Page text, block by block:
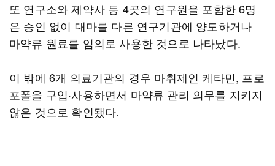
또 연구소와 제약사 등 4곳의 연구원을 포함한 6명
은 승인 없이 대마를 다른 연구기관에 양도하거나
마약류 원료를 임의로 사용한 것으로 나타났다.
이 밖에 6개 의료기관의 경우 마취제인 케타민, 프로
포폴을 구입·사용하면서 마약류 관리 의무를 지키지
않은 것으로 확인됐다.